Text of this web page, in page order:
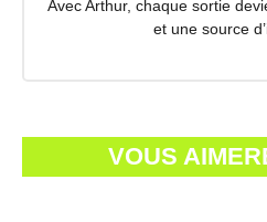
Avec Arthur, chaque sortie
et une source
VOUS